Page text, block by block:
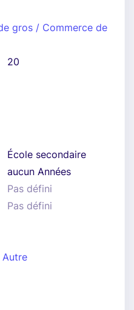
gros / Commerce de
20
École secondaire
aucun Années
Pas défini
Pas défini
Autre